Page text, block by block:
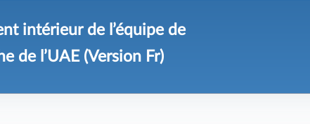
intérieur de l’équipe de
de l’UAE (Version Fr)